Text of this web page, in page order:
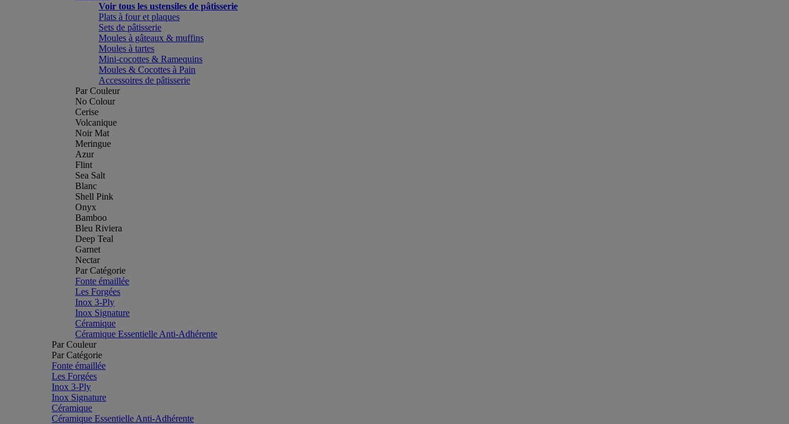
Voir tous les ustensiles de pâtisserie
Plats à four et plaques
Sets de pâtisserie
Moules à gâteaux & muffins
Moules à tartes
Mini-cocottes & Ramequins
Moules & Cocottes à Pain
Accessoires de pâtisserie
Par Couleur
No Colour
Cerise
Volcanique
Noir Mat
Meringue
Azur
Flint
Sea Salt
Blanc
Shell Pink
Onyx
Bamboo
Bleu Riviera
Deep Teal
Garnet
Nectar
Par Catégorie
Fonte émaillée
Les Forgées
Inox 3-Ply
Inox Signature
Céramique
Céramique Essentielle Anti-Adhérente
Par Couleur
Par Catégorie
Fonte émaillée
Les Forgées
Inox 3-Ply
Inox Signature
Céramique
Céramique Essentielle Anti-Adhérente